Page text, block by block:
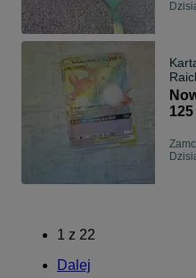
125
1 z 22
Dalej